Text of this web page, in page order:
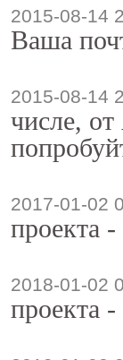
2015-08-14
Ваша
2015-08-14
числе,
2017-01-02
проекта
2018-01-02
проекта